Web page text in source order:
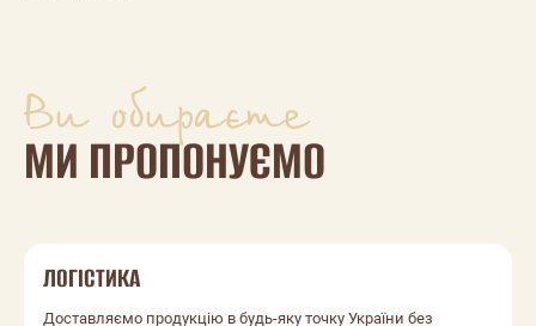
Ви обираєте
МИ ПРОПОНУЄМО
ЛОГІСТИКА
Доставляємо продукцію в будь-яку точку України без